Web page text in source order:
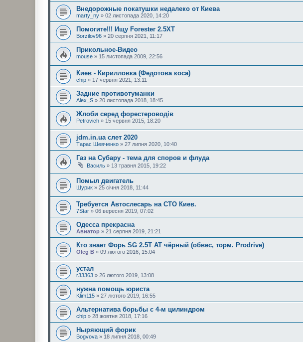
Внедорожные покатушки недалеко от Киева
marty_ny » 02 листопада 2020, 14:20
Помогите!!! Ищу Forester 2.5XT
Borzilov96 » 20 серпня 2021, 11:17
Прикольное-Видео
mouse » 15 листопада 2009, 22:56
Киев - Кирилловка (Федотова коса)
chip » 17 червня 2021, 13:11
Задние противотуманки
Alex_S » 20 листопада 2018, 18:45
Жлоби серед форестероводів
Petrovich » 15 червня 2015, 18:20
jdm.in.ua слет 2020
Тарас Шевченко » 27 липня 2020, 10:40
Газ на Субару - тема для споров и флуда
Василь » 13 травня 2015, 19:22
Помыл двигатель
Шурик » 25 січня 2018, 11:44
Требуется Автослесарь на СТО Киев.
7Star » 06 вересня 2019, 07:02
Одесса прекрасна
Авиатор » 21 серпня 2019, 21:21
Кто знает Форь SG 2.5T AT чёрный (обвес, торм. Prodrive)
Oleg B » 09 лютого 2016, 15:04
устал
r33363 » 26 лютого 2019, 13:08
нужна помощь юриста
Klim115 » 27 лютого 2019, 16:55
Альтернатива борьбы с 4-м цилиндром
chip » 28 жовтня 2018, 17:16
Ныряющий форик
Bogvova » 18 липня 2018, 00:49